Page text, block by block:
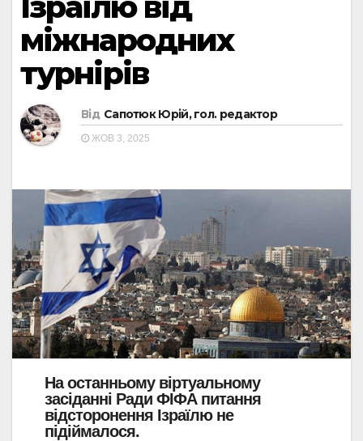
міжнародних
турнірів
Від Сапотюк Юрій, гол. редактор
ЖОВ 3, 2025
На останньому віртуальному
засіданні Ради ФІФА питання
відсторонення Ізраїлю не
підіймалося.